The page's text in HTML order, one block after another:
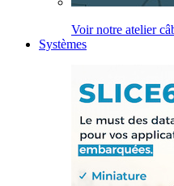
Voir notre atelier
Systèmes